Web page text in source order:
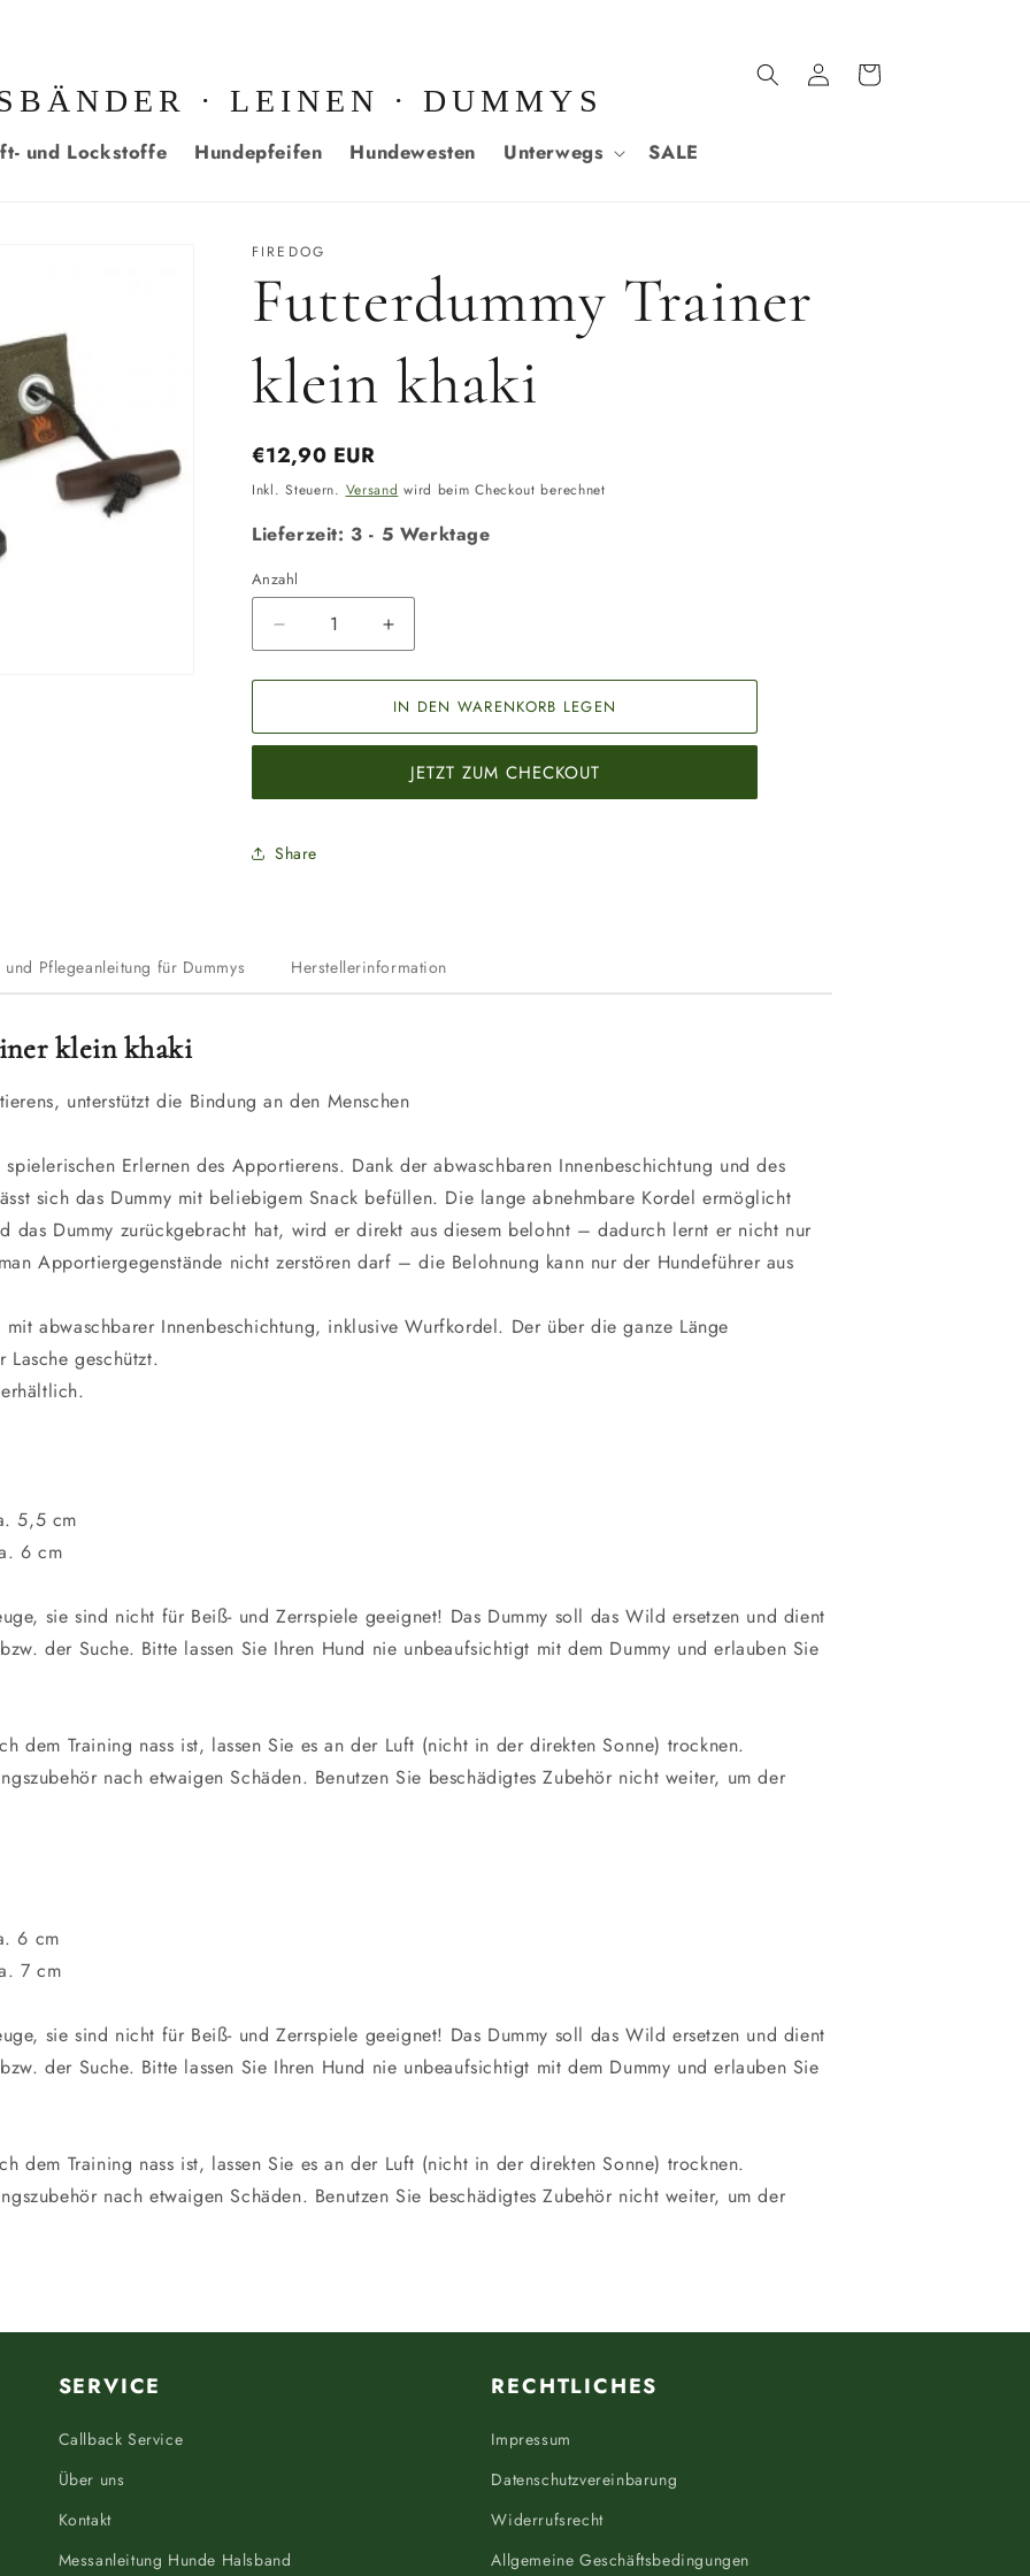
· LEINEN · DUMMYS
und Lockstoffe Hundepfeifen Hundewesten Unterwegs SALE
Einloggen
Warenkorb
FIREDOG
Futterdummy Trainer
klein khaki
Normaler
Preis
€12,90 EUR
Inkl. Steuern. Versand wird beim Checkout berechnet
Lieferzeit: 3 - 5 Werktage
Anzahl
Anzahl
Verringere
die
Menge
Futterdummy
khaki
Erhöhe
die
Menge
für
Futterdummy
klein
khaki
IN DEN WARENKORB LEGEN
JETZT ZUM CHECKOUT
Share
Pflegeanleitung für Dummys Herstellerinformation
klein khaki
unterstützt die Bindung an den Menschen
Erlernen des Apportierens. Dank der abwaschbaren Innenbeschichtung und des
sich das Dummy mit beliebigem Snack befüllen. Die lange abnehmbare Kordel ermöglicht
das Dummy zurückgebracht hat, wird er direkt aus diesem belohnt – dadurch lernt er nicht nur
Apportiergegenstände nicht zerstören darf – die Belohnung kann nur der Hundeführer aus
abwaschbarer Innenbeschichtung, inklusive Wurfkordel. Der über die ganze Länge
geschützt.
5,5 cm
6 cm
sie sind nicht für Beiß- und Zerrspiele geeignet! Das Dummy soll das Wild ersetzen und dient
der Suche. Bitte lassen Sie Ihren Hund nie unbeaufsichtigt mit dem Dummy und erlauben Sie
dem Training nass ist, lassen Sie es an der Luft (nicht in der direkten Sonne) trocknen.
nach etwaigen Schäden. Benutzen Sie beschädigtes Zubehör nicht weiter, um der
6 cm
7 cm
sie sind nicht für Beiß- und Zerrspiele geeignet! Das Dummy soll das Wild ersetzen und dient
der Suche. Bitte lassen Sie Ihren Hund nie unbeaufsichtigt mit dem Dummy und erlauben Sie
dem Training nass ist, lassen Sie es an der Luft (nicht in der direkten Sonne) trocknen.
nach etwaigen Schäden. Benutzen Sie beschädigtes Zubehör nicht weiter, um der
SERVICE
Callback Service
Über uns
Kontakt
Messanleitung Hunde Halsband
RECHTLICHES
Impressum
Datenschutzvereinbarung
Widerrufsrecht
Allgemeine Geschäftsbedingungen